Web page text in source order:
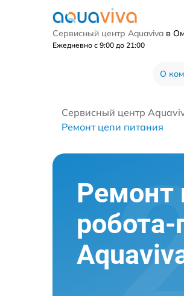
Сервисный центр Aquaviva в
Ежедневно с 9:00 до 21:00
О
Сервисный центр
Ремонт цепи питания
Ремонт